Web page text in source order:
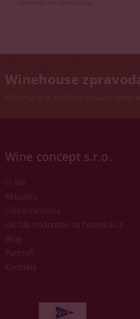
Winehouse
Informace o akcích a slevách nebo
Wine concept s.r.o.
O nás
Aktuality
Odběrná místa
Jak nás hodnotíte na heureka.cz
Blog
Partneři
Kontakty